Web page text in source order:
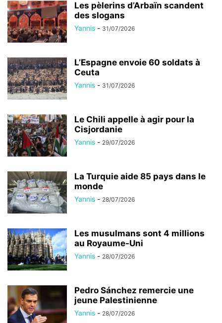
Les pèlerins d’Arbaïn scandent
des slogans
Yannis - 31/07/2026
L’Espagne envoie 60 soldats à
Ceuta
Yannis - 31/07/2026
Le Chili appelle à agir pour la
Cisjordanie
Yannis - 29/07/2026
La Turquie aide 85 pays dans le
monde
Yannis - 28/07/2026
Les musulmans sont 4 millions
au Royaume-Uni
Yannis - 28/07/2026
Pedro Sánchez remercie une
jeune Palestinienne
Yannis - 28/07/2026